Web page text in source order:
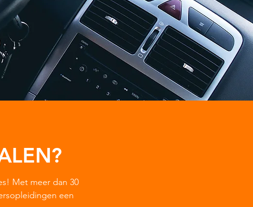
Scherpe prijzen
Met meer dan 30
een